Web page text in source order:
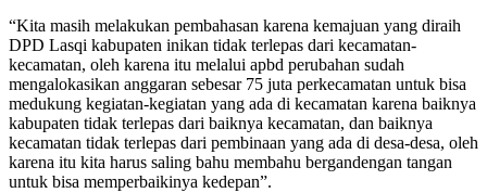
“Kita masih melakukan pembahasan karena kemajuan yang diraih
DPD Lasqi kabupaten inikan tidak terlepas dari kecamatan-
kecamatan, oleh karena itu melalui apbd perubahan sudah
mengalokasikan anggaran sebesar 75 juta perkecamatan untuk bisa
medukung kegiatan-kegiatan yang ada di kecamatan karena baiknya
kabupaten tidak terlepas dari baiknya kecamatan, dan baiknya
kecamatan tidak terlepas dari pembinaan yang ada di desa-desa, oleh
karena itu kita harus saling bahu membahu bergandengan tangan
untuk bisa memperbaikinya kedepan”.